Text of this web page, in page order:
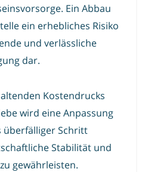
Ein Abbau
ein erhebliches Risiko
und verlässliche
dar.
Kostendrucks
wird eine Anpassung
überfälliger Schritt
Stabilität und
gewährleisten.